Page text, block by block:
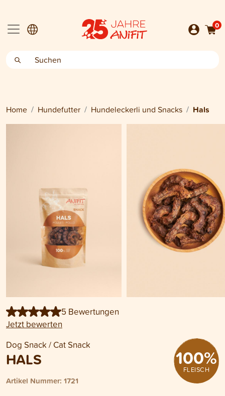
0
Home Hundefutter Hundeleckerli und Snacks Hals
5 Bewertungen
Jetzt bewerten
Dog Snack / Cat Snack
HALS
Artikel Nummer: 1721
100%
FLEISCH